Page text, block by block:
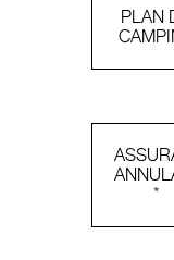
PLAN
*